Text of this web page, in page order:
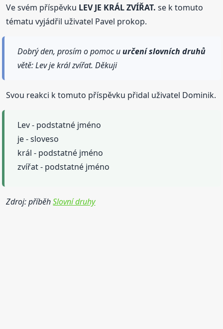
Ve svém příspěvku LEV JE KRÁL ZVÍŘAT. se k tomuto
tématu vyjádřil uživatel Pavel prokop.
Dobrý den, prosím o pomoc uurčeníslovních druhů
větě: Lev je král zvířat. Děkuji
Svou reakci k tomuto příspěvku přidal uživatel Dominik.
Lev - podstatné jméno
je - sloveso
král - podstatné jméno
zvířat - podstatné jméno
Zdroj: příběhSlovní druhy